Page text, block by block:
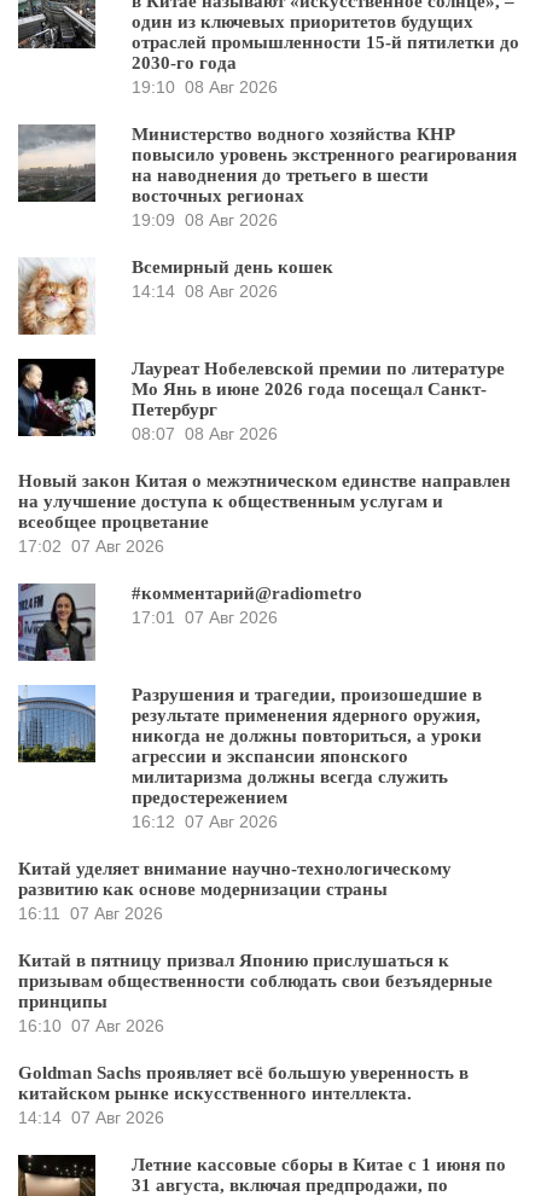
один из ключевых приоритетов будущих
отраслей промышленности 15-й пятилетки до
2030-го года
19:10 08 Авг 2026
Министерство водного хозяйства КНР
повысило уровень экстренного реагирования
на наводнения до третьего в шести
восточных регионах
19:09 08 Авг 2026
Всемирный день кошек
14:14 08 Авг 2026
Лауреат Нобелевской премии по литературе
Мо Янь в июне 2026 года посещал Санкт-
Петербург
08:07 08 Авг 2026
Новый закон Китая о межэтническом единстве направлен
на улучшение доступа к общественным услугам и
всеобщее процветание
17:02 07 Авг 2026
#комментарий@radiometro
17:01
07 Авг 2026
Разрушения и трагедии, произошедшие в
результате применения ядерного оружия,
никогда не должны повториться, а уроки
агрессии и экспансии японского
милитаризма должны всегда служить
предостережением
16:12 07 Авг 2026
Китай уделяет внимание научно-технологическому
развитию как основе модернизации страны
16:11
07 Авг 2026
Китай в пятницу призвал Японию прислушаться к
призывам общественности соблюдать свои безъядерные
принципы
16:10 07 Авг 2026
Goldman Sachs проявляет всё большую уверенность в
китайском рынке искусственного интеллекта.
14:14 07 Авг 2026
Летние кассовые сборы в Китае с 1 июня по
31 августа, включая предпродажи, по